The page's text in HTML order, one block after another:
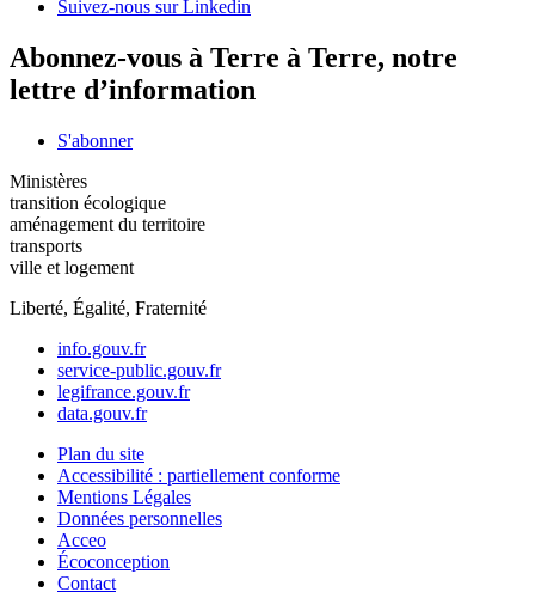
Suivez-nous sur Linkedin
Abonnez-vous à Terre à Terre, notre
lettre d’information
S'abonner
Ministères
transition écologique
aménagement du territoire
transports
ville et logement
Liberté, Égalité, Fraternité
info.gouv.fr
service-public.gouv.fr
legifrance.gouv.fr
data.gouv.fr
Plan du site
Accessibilité : partiellement conforme
Mentions Légales
Données personnelles
Acceo
Écoconception
Contact